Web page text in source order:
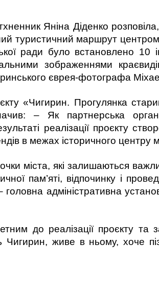
Яніна Діденко
туристичний маршрут
ради було встановлено 10
зображеннями
єврея-фотографа
«Чигирин. Прогулянка
– Як партнерська
реалізації проєкту
в межах історичного центру
міста, які залишаються
пам’яті, відпочинку і
адміністративна
до реалізації проєкту та
живе в ньому, хоче